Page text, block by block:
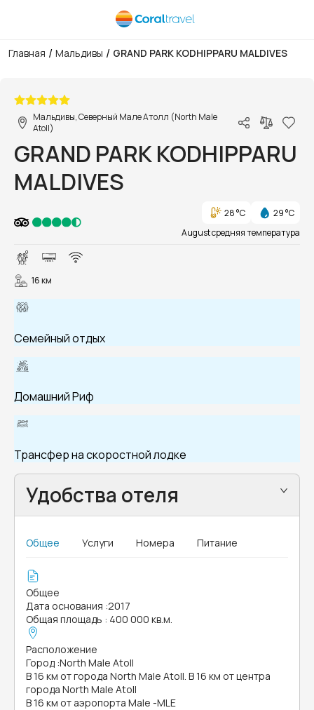
Главная / Мальдивы / GRAND PARK KODHIPPARU MALDIVES
Мальдивы, Северный Мале Атолл (North Male
Atoll)
GRAND PARK KODHIPPARU
MALDIVES
28 °C
29 °C
August средняя температура
16 км
Семейный отдых
Домашний Риф
Трансфер на скоростной лодке
Удобства отеля
Общее Услуги Номера Питание
Общее
Дата основания :2017
Общая площадь : 400 000 кв.м.
Расположение
Город :North Male Atoll
В 16 км от города North Male Atoll. В 16 км от центра
города North Male Atoll
В 16 км от аэропорта Male -MLE